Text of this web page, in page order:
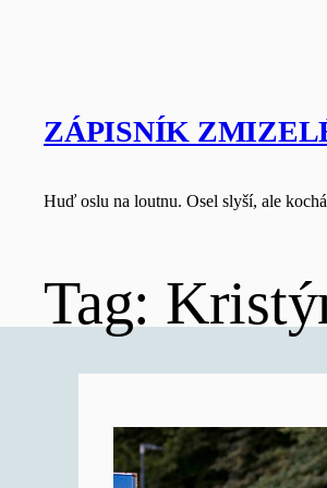
ZÁPISNÍK
Huď oslu na loutnu. Osel slyší, ale
Tag: